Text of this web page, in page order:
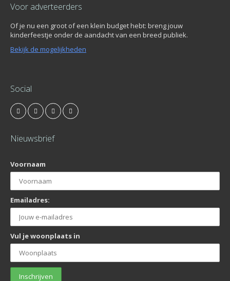
Voor adverteerders
Of je nu een groot of een klein budget hebt: breng jouw
kinderfeestje onder de aandacht van een breed publiek.
Bekijk de mogelijkheden
Social
Nieuwsbrief
Voornaam
Emailadres:
Vul je woonplaats in